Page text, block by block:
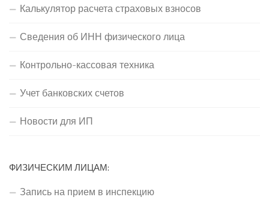
Калькулятор расчета страховых взносов
Сведения об ИНН физического лица
Контрольно-кассовая техника
Учет банковских счетов
Новости для ИП
ФИЗИЧЕСКИМ ЛИЦАМ:
Запись на прием в инспекцию